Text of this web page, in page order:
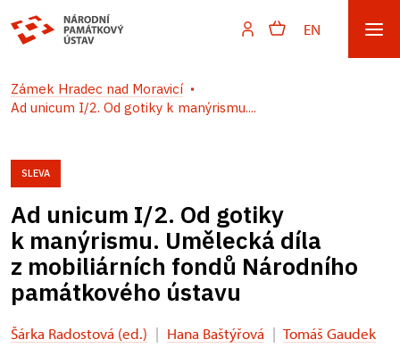
EN
Zámek Hradec nad Moravicí
Ad unicum I/2. Od gotiky k manýrismu....
SLEVA
Ad unicum I/2. Od gotiky
k manýrismu. Umělecká díla
z mobiliárních fondů Národního
památkového ústavu
Šárka Radostová (ed.) | Hana Baštýřová | Tomáš Gaudek